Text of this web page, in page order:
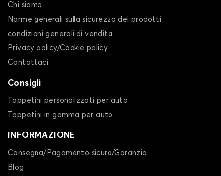
Chi siamo
Norme generali sulla sicurezza dei prodotti
condizioni generali di vendita
Privacy policy/Cookie policy
Contattaci
Consigli
Tappetini personalizzati per auto
Tappetini in gomma per auto
INFORMAZIONE
Consegna/Pagamento sicuro/Garanzia
Blog